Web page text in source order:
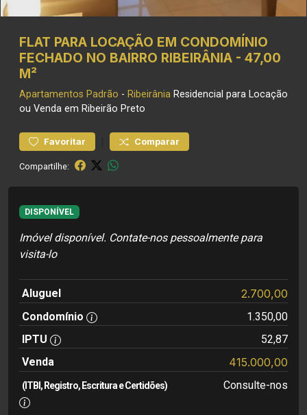
FLAT PARA LOCAÇÃO EM CONDOMÍNIO
FECHADO NO BAIRRO RIBEIRÂNIA - 47,00
M²
Apartamentos Padrão - Ribeirânia Residencial para Locação
ou Venda em Ribeirão Preto
Favoritar Comparar
Compartilhe:
DISPONÍVEL
Imóvel disponível. Contate-nos pessoalmente para
visita-lo
Aluguel 2.700,00
Condomínio
1.350,00
IPTU
52,87
Venda
415.000,00
(ITBI, Registro, Escritura e Certidões) Consulte-nos